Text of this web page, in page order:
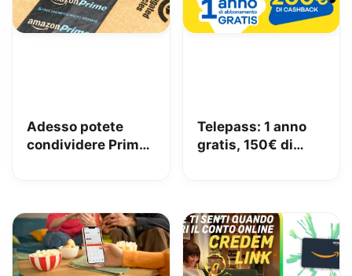
Adesso potete
condividere Prime
Telepass: 1 anno
gratis, 150€ di